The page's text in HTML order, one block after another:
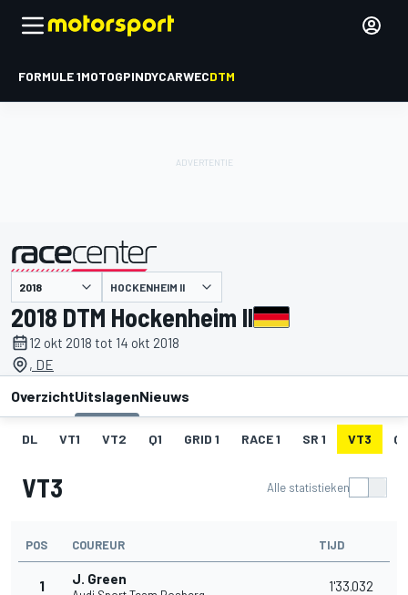
FORMULE 1MOTOGPINDYCARWECDTM
gepresenteerd door HOCKENHEIM II
2018 DTM Hockenheim II
12 okt 2018 tot 14 okt 2018
, DE
OverzichtUitslagenNieuws
DL VT1 VT2 Q1 GRID 1 RACE 1 SR 1 VT3
VT3 Alle statistieken
POS COUREUR TIJD
1 J. Green 1'33.032